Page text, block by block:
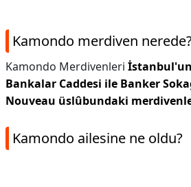
Kamondo merdiven
Kamondo Merdivenleri
Bankalar Caddesi ile Banker
Nouveau üslûbundaki
Kamondo ailesine ne oldu?